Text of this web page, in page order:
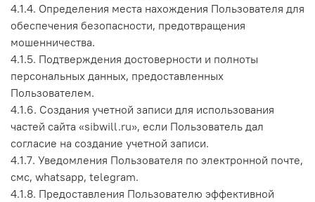
4.1.4. Определения места нахождения Пользователя для
обеспечения безопасности, предотвращения
мошенничества.
4.1.5. Подтверждения достоверности и полноты
персональных данных, предоставленных
Пользователем.
4.1.6. Создания учетной записи для использования
частей сайта «sibwill.ru», если Пользователь дал
согласие на создание учетной записи.
4.1.7. Уведомления Пользователя по электронной почте,
смс, whatsapp, telegram.
4.1.8. Предоставления Пользователю эффективной